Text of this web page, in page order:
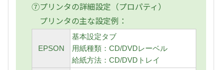
⑦プリンタの詳細設定（プロパティ）
プリンタの主な設定例：
EPSON
基本設定タブ
用紙種類：CD/DVDレーベル
給紙方法：CD/DVDトレイ